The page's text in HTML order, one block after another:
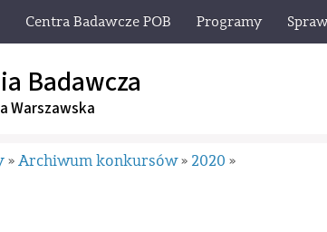
Centra Badawcze POB Programy
Badawcza
Warszawska
» Archiwum konkursów » 2020 »